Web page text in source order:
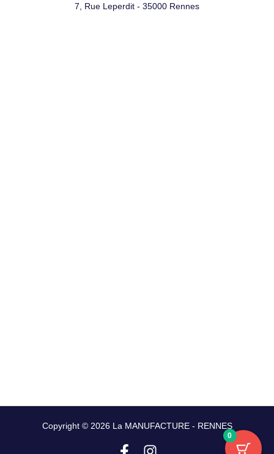
7, Rue Leperdit - 35000 Rennes
Copyright © 2026 La MANUFACTURE - RENNES
0